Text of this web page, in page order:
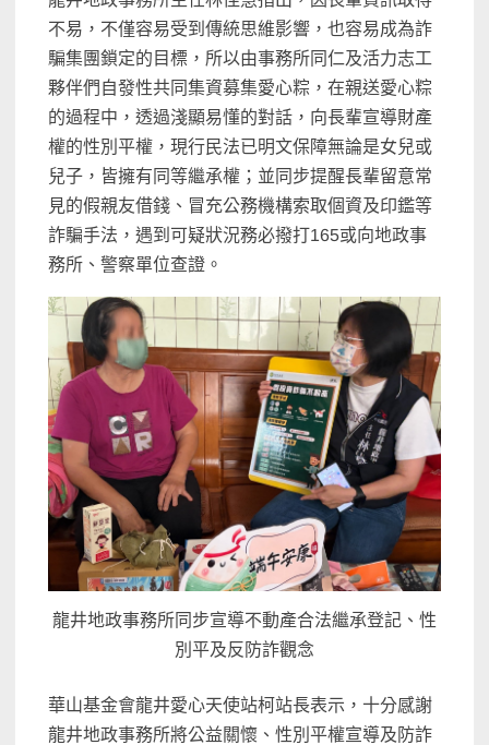
不易，不僅容易受到傳統思維影響，也容易成為詐
騙集團鎖定的目標，所以由事務所同仁及活力志工
夥伴們自發性共同集資募集愛心粽，在親送愛心粽
的過程中，透過淺顯易懂的對話，向長輩宣導財產
權的性別平權，現行民法已明文保障無論是女兒或
兒子，皆擁有同等繼承權；並同步提醒長輩留意常
見的假親友借錢、冒充公務機構索取個資及印鑑等
詐騙手法，遇到可疑狀況務必撥打165或向地政事
務所、警察單位查證。
龍井地政事務所同步宣導不動產合法繼承登記、性
別平及反防詐觀念
華山基金會龍井愛心天使站柯站長表示，十分感謝
龍井地政事務所將公益關懷、性別平權宣導及防詐